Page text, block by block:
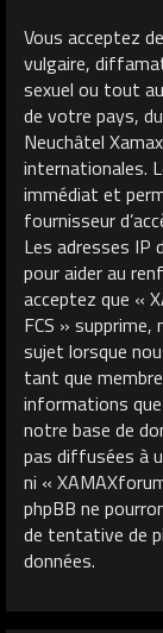
Vous acceptez
vulgaire,
sexuel ou tout
de votre pays,
Neuchâtel
internationales.
immédiat et
fournisseur
Les adresses
pour aider au
acceptez que «
FCS » supprime,
sujet lorsque
tant que
informations
notre base de
pas diffusées à
ni «
phpBB ne
de tentative de
données.